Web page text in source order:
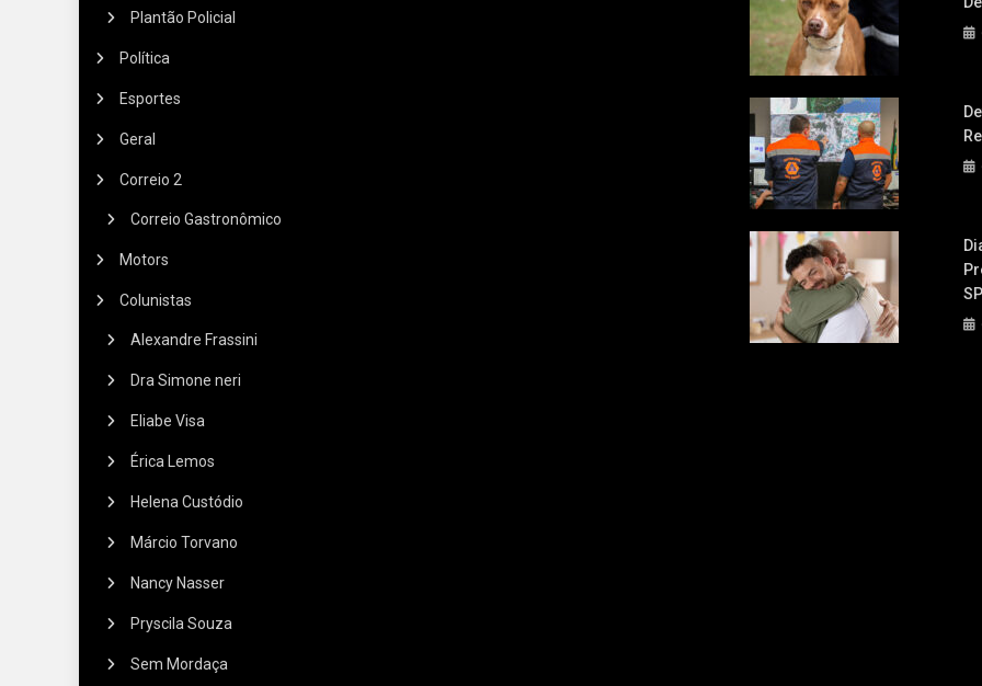
Plantão Policial
Política
Esportes
Geral
Correio 2
Correio Gastronômico
Motors
Colunistas
Alexandre Frassini
Dra Simone neri
Eliabe Visa
Érica Lemos
Helena Custódio
Márcio Torvano
Nancy Nasser
Pryscila Souza
Sem Mordaça
SP